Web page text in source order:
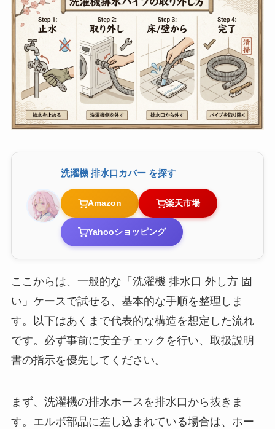
洗濯機 排水口カバー を探す
Amazon 楽天市場
Yahooショッピング
ここからは、一般的な「洗濯機 排水口 外し方 固
い」ケースで試せる、基本的な手順を整理しま
す。以下はあくまで代表的な構造を想定した流れ
です。必ず事前に安全チェックを行い、取扱説明
書の指示を優先してください。
まず、洗濯機の排水ホースを排水口から抜きま
す。エルボ部品に差し込まれている場合は、ホー